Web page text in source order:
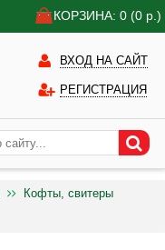
КОРЗИНА: 0 (0 р.)
ВХОД НА САЙТ
РЕГИСТРАЦИЯ
Кофты, свитеры